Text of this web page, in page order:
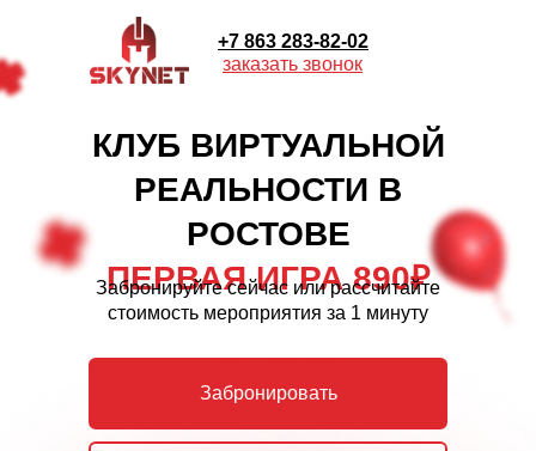
+7 863 283-82-02
заказать звонок
КЛУБ ВИРТУАЛЬНОЙ
РЕАЛЬНОСТИ В
РОСТОВЕ
ПЕРВАЯ ИГРА 890₽
Забронировать
Забронируйте сейчас или рассчитайте
стоимость мероприятия за 1 минуту